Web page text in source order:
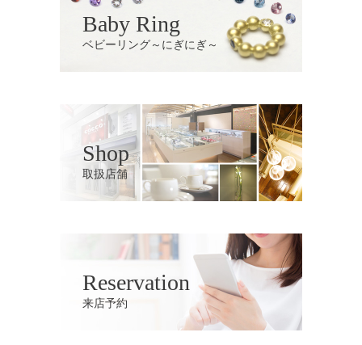
Baby Ring
ベビーリング～にぎにぎ～
Shop
取扱店舗
Reservation
来店予約